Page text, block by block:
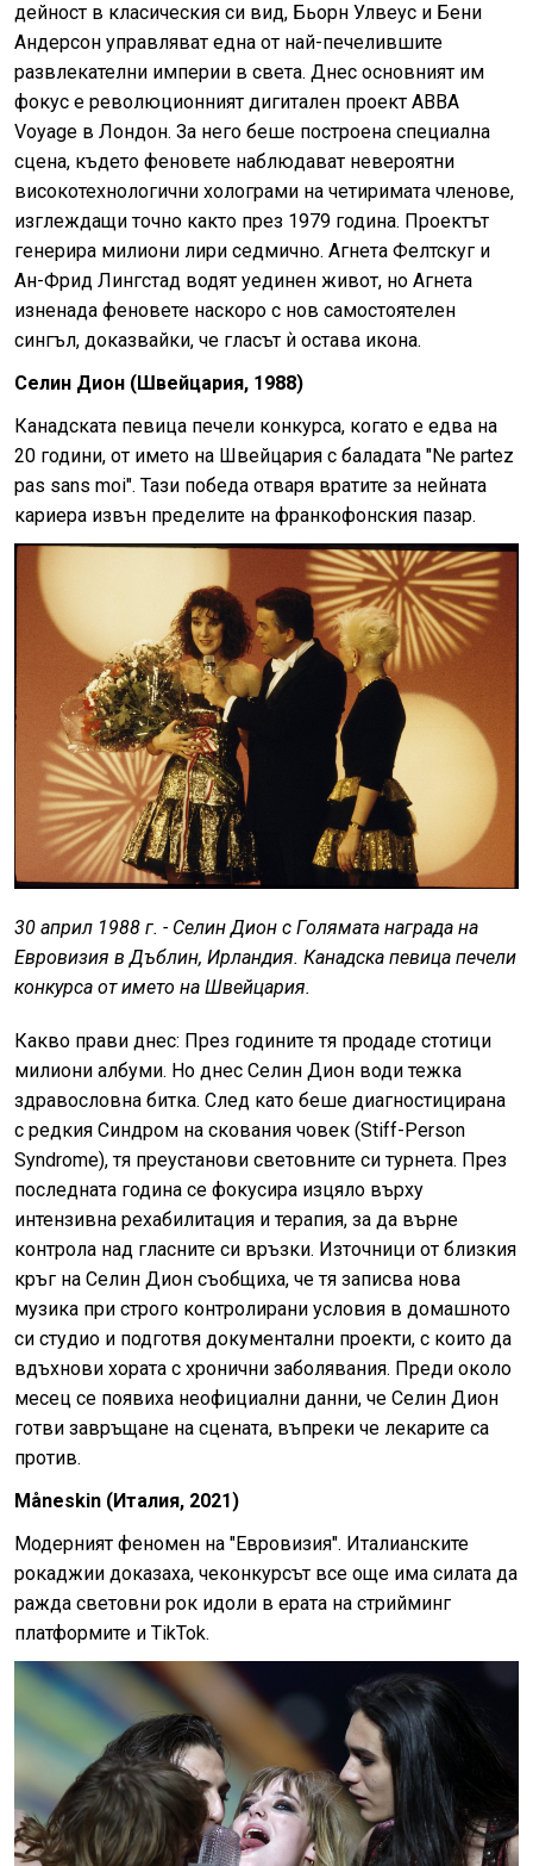
дейност в класическия си вид, Бьорн Улвеус и Бени
Андерсон управляват една от най-печелившите
развлекателни империи в света. Днес основният им
фокус е революционният дигитален проект ABBA
Voyage в Лондон. За него беше построена специална
сцена, където феновете наблюдават невероятни
високотехнологични холограми на четиримата членове,
изглеждащи точно както през 1979 година. Проектът
генерира милиони лири седмично. Агнета Фелтскуг и
Ан-Фрид Лингстад водят уединен живот, но Агнета
изненада феновете наскоро с нов самостоятелен
сингъл, доказвайки, че гласът ѝ остава икона.
Селин Дион (Швейцария, 1988)
Канадската певица печели конкурса, когато е едва на
20 години, от името на Швейцария с баладата "Ne partez
pas sans moi". Тази победа отваря вратите за нейната
кариера извън пределите на франкофонския пазар.
30 април 1988 г. - Селин Дион с Голямата награда на
Евровизия в Дъблин, Ирландия. Канадска певица печели
конкурса от името на Швейцария.
Какво прави днес: През годините тя продаде стотици
милиони албуми. Но днес Селин Дион води тежка
здравословна битка. След като беше диагностицирана
с редкия Синдром на скования човек (Stiff-Person
Syndrome), тя преустанови световните си турнета. През
последната година се фокусира изцяло върху
интензивна рехабилитация и терапия, за да върне
контрола над гласните си връзки. Източници от близкия
кръг на Селин Дион съобщиха, че тя записва нова
музика при строго контролирани условия в домашното
си студио и подготвя документални проекти, с които да
вдъхнови хората с хронични заболявания. Преди около
месец се появиха неофициални данни, че Селин Дион
готви завръщане на сцената, въпреки че лекарите са
против.
Måneskin (Италия, 2021)
Модерният феномен на "Евровизия". Италианските
рокаджии доказаха, чеконкурсът все още има силата да
ражда световни рок идоли в ерата на стрийминг
платформите и TikTok.